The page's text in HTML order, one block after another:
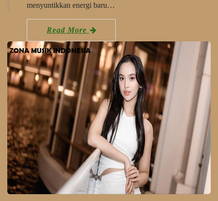
menyuntikkan energi baru…
Read More